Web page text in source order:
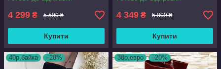
4 299 ₴ 5 500 ₴
Купити
4 349 ₴ 5 000 ₴
Купити
40р,байка –28% 38р,евро –20%